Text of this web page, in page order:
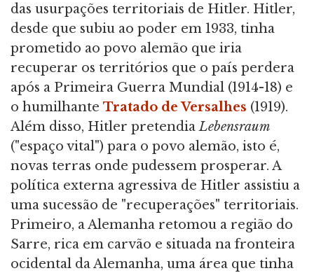
das usurpações territoriais de Hitler. Hitler,
desde que subiu ao poder em 1933, tinha
prometido ao povo alemão que iria
recuperar os territórios que o país perdera
após a Primeira Guerra Mundial (1914-18) e
o humilhante Tratado de Versalhes (1919).
Além disso, Hitler pretendiaLebensraum
("espaço vital") para o povo alemão, isto é,
novas terras onde pudessem prosperar. A
política externa agressiva de Hitler assistiu a
uma sucessão de "recuperações" territoriais.
Primeiro, a Alemanha retomou a região do
Sarre, rica em carvão e situada na fronteira
ocidental da Alemanha, uma área que tinha